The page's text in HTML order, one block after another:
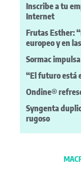
Inscribe a tu
Internet
Frutas Esther:
europeo y en
Sormac
“El futuro está
Ondine®
Syngenta
rugoso